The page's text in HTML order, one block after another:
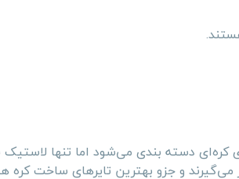
کره‌ای دسته بندی می‌شود اما تنها
و جزو بهترین تایرهای ساخت کره